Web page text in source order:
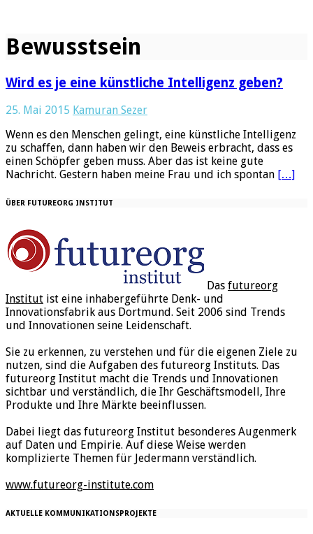
Bewusstsein
Wird es je eine künstliche Intelligenz geben?
25. Mai 2015 Kamuran Sezer
Wenn es den Menschen gelingt, eine künstliche Intelligenz
zu schaffen, dann haben wir den Beweis erbracht, dass es
einen Schöpfer geben muss. Aber das ist keine gute
Nachricht. Gestern haben meine Frau und ich spontan […]
ÜBER FUTUREORG INSTITUT
Das futureorg
Institut ist eine inhabergeführte Denk- und
Innovationsfabrik aus Dortmund. Seit 2006 sind Trends
und Innovationen seine Leidenschaft.
Sie zu erkennen, zu verstehen und für die eigenen Ziele zu
nutzen, sind die Aufgaben des futureorg Instituts. Das
futureorg Institut macht die Trends und Innovationen
sichtbar und verständlich, die Ihr Geschäftsmodell, Ihre
Produkte und Ihre Märkte beeinflussen.
Dabei liegt das futureorg Institut besonderes Augenmerk
auf Daten und Empirie. Auf diese Weise werden
komplizierte Themen für Jedermann verständlich.
www.futureorg-institute.com
AKTUELLE KOMMUNIKATIONSPROJEKTE